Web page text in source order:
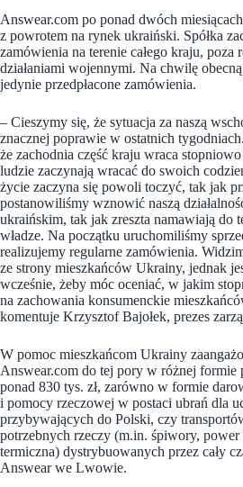
Answear.com po ponad dwóch
z powrotem na rynek ukraiński. Spółka
zamówienia na terenie całego kraju, poza
działaniami wojennymi. Na chwilę
jedynie przedpłacone zamówienia.
– Cieszymy się, że sytuacja za naszą
znacznej poprawie w ostatnich
że zachodnia część kraju wraca
ludzie zaczynają wracać do swoich
życie zaczyna się powoli toczyć, tak jak
postanowiliśmy wznowić naszą
ukraińskim, tak jak zreszta namawiają do
władze. Na początku uruchomiliśmy
realizujemy regularne zamówienia.
ze strony mieszkańców Ukrainy, jednak
wcześnie, żeby móc oceniać, w jakim
na zachowania konsumenckie
komentuje Krzysztof Bajołek, prezes
W pomoc mieszkańcom Ukrainy
Answear.com do tej pory w różnej formie
ponad 830 tys. zł, zarówno w formie
i pomocy rzeczowej w postaci ubrań dla
przybywających do Polski, czy
potrzebnych rzeczy (m.in. śpiwory,
termiczna) dystrybuowanych przez cały
Answear we Lwowie.